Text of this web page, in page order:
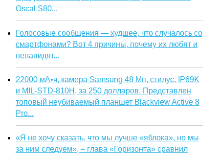
Oscal S80...
Голосовые сообщения — худшее, что случалось со
смартфонами? Вот 4 причины, почему их любят и
ненавидят...
22000 мА•ч, камера Samsung 48 Мп, стилус, IP69K
и MIL-STD-810H, за 250 долларов. Представлен
топовый неубиваемый планшет Blackview Active 8
Pro...
«Я не хочу сказать, что мы лучше «яблока», но мы
за ним следуем», – глава «Горизонта» сравнил